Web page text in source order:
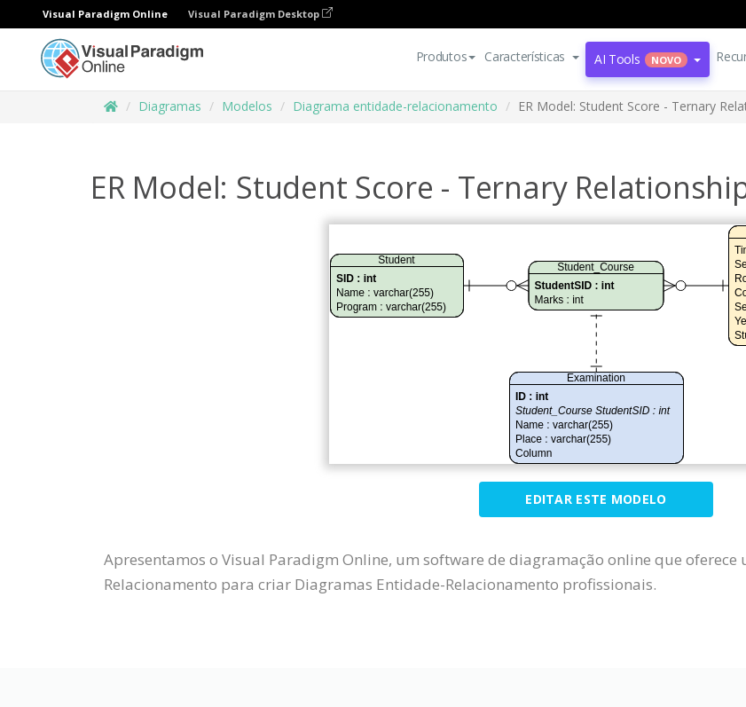
Visual Paradigm Online Visual Paradigm Desktop
Produtos Características AI Tools NOVO
Diagramas Modelos Diagrama entidade-relacionamento ER Model: Student Score - Ternary
ER Model: Student Score - Ternary
EDITAR ESTE MODELO
Apresentamos o Visual Paradigm Online, um software de diagramação online que
Relacionamento para criar Diagramas Entidade-Relacionamento profissionais.